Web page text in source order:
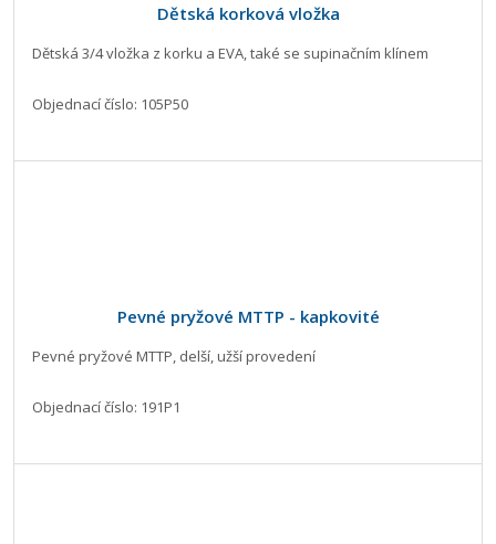
Dětská korková vložka
Dětská 3/4 vložka z korku a EVA, také se supinačním klínem
Objednací číslo: 105P50
Pevné pryžové MTTP - kapkovité
Pevné pryžové MTTP, delší, užší provedení
Objednací číslo: 191P1